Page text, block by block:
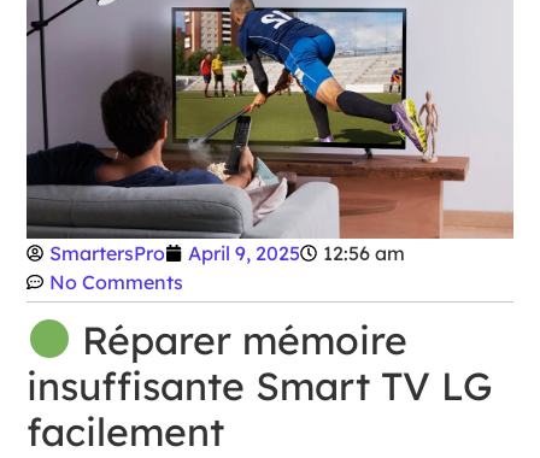
SmartersPro April 9, 2025
12:56 am
No Comments
Réparer mémoire
insuffisante Smart TV LG
facilement